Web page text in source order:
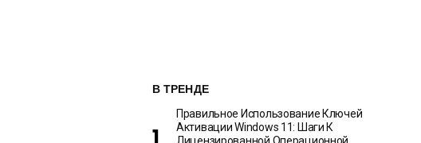
В ТРЕНДЕ
Правильное Использование Ключей
Активации Windows 11: Шаги К